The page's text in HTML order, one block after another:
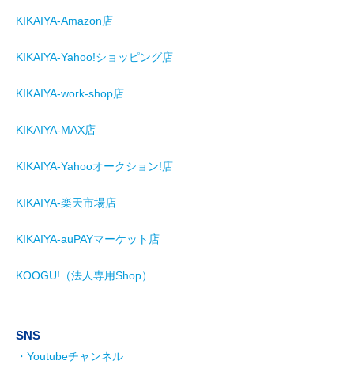
KIKAIYA-Amazon店
KIKAIYA-Yahoo!ショッピング店
KIKAIYA-work-shop店
KIKAIYA-MAX店
KIKAIYA-Yahooオークション!店
KIKAIYA-楽天市場店
KIKAIYA-auPAYマーケット店
KOOGU!（法人専用Shop）
SNS
・Youtubeチャンネル